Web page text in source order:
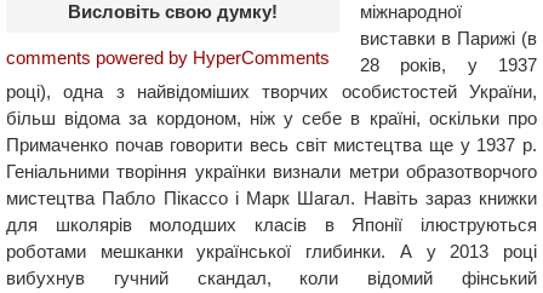
Висловіть свою думку!
comments powered by HyperComments
міжнародної
виставки в Парижі (в
28 років, у 1937
році), одна з найвідоміших творчих особистостей України,
більш відома за кордоном, ніж у себе в країні, оскільки про
Примаченко почав говорити весь світ мистецтва ще у 1937 р.
Геніальними творіння українки визнали метри образотворчого
мистецтва Пабло Пікассо і Марк Шагал. Навіть зараз книжки
для школярів молодших класів в Японії ілюструються
роботами мешканки української глибинки. А у 2013 році
вибухнув гучний скандал, коли відомий фінський